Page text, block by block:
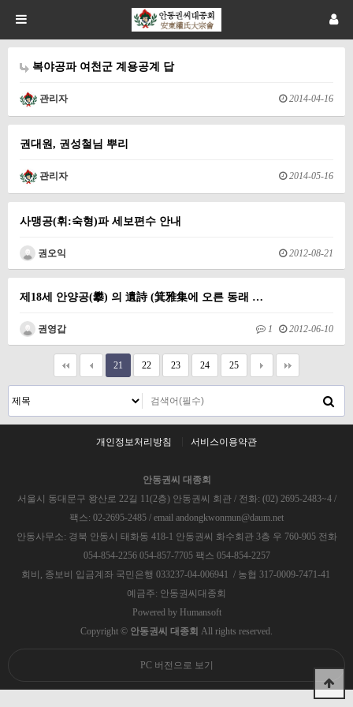
복야공파 여천군 계용공계 답
관리자 2014-04-16
권대원, 권성철님 뿌리
관리자 2014-05-16
사맹공(휘:숙형)파 세보편수 안내
권오익 2012-08-21
제18세 안양공(攀) 의 遺詩 (箕雅集에 오른 동래 …
권영갑 1 2012-06-10
21 22 23 24 25
개인정보처리방침 서비스이용약관
안동권씨 대종회
서울시 동대문구 왕산로 22길 11(2층) 안동권씨 회관 / 전화: (02) 2695-2483~4 /
팩스: 02-2695-2485 / email andongkwonmun@daum.net
안동사무소: 경북 안동시 태화동 418-1 안동권씨 화수회관 3층 우 760-905 전화
054-854-2256 054-857-7705 팩스 054-854-2257
회비, 종보비 입금계좌 국민은행 033237-04-006941 / 농협 317-0009-7471-41
예금주: 안동권씨대종회
Powered by Humansoft
Copyright © 안동권씨 대종회 All rights reserved.
PC 버전으로 보기